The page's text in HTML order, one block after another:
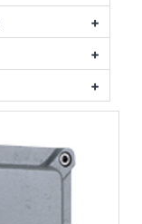
+
+
+